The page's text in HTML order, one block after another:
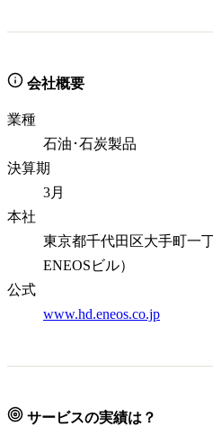
会社概要
業種
石油･石炭製品
決算期
3月
本社
東京都千代田区大手町一
ENEOSビル）
公式
www.hd.eneos.co.jp
サービスの実績は？